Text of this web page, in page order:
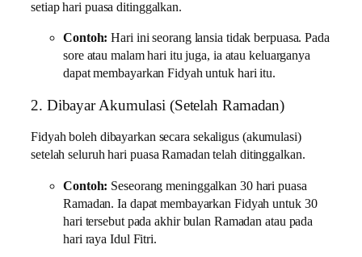
setiap hari puasa ditinggalkan.
Contoh: Hari ini seorang lansia tidak berpuasa. Pada
sore atau malam hari itu juga, ia atau keluarganya
dapat membayarkan Fidyah untuk hari itu.
2. Dibayar Akumulasi (Setelah Ramadan)
Fidyah boleh dibayarkan secara sekaligus (akumulasi)
setelah seluruh hari puasa Ramadan telah ditinggalkan.
Contoh: Seseorang meninggalkan 30 hari puasa
Ramadan. Ia dapat membayarkan Fidyah untuk 30
hari tersebut pada akhir bulan Ramadan atau pada
hari raya Idul Fitri.